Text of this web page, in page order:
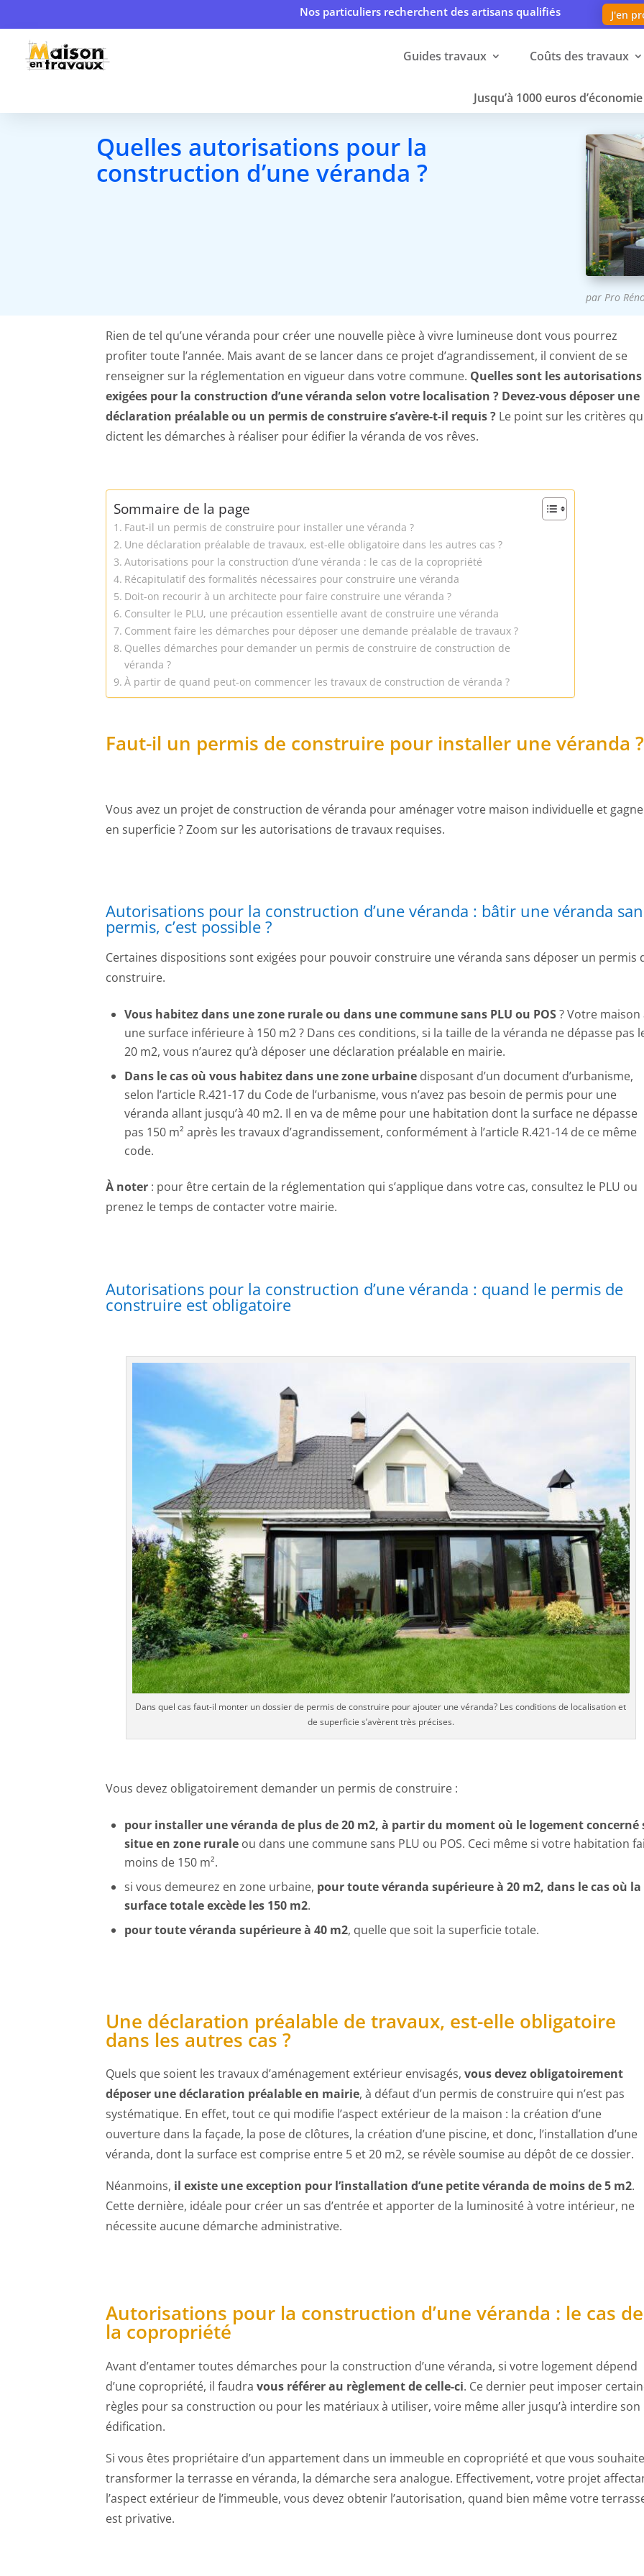
Nos particuliers recherchent des artisans qualifiés J'en
Guides travaux Coûts des travaux
Jusqu’à 1000 euros
Quelles autorisations pour la
construction d’une véranda ?
par Pro
Rien de tel qu’une véranda pour créer une nouvelle pièce à vivre lumineuse dont vous pourrez
profiter toute l’année. Mais avant de se lancer dans ce projet d’agrandissement, il convient de se
renseigner sur la réglementation en vigueur dans votre commune. Quelles sont les autorisations
exigées pour la construction d’une véranda selon votre localisation ? Devez-vous déposer une
déclaration préalable ou un permis de construire s’avère-t-il requis ? Le point sur les critères
dictent les démarches à réaliser pour édifier la véranda de vos rêves.
Sommaire de la page
Faut-il un permis de construire pour installer une véranda ?
Une déclaration préalable de travaux, est-elle obligatoire dans les autres cas ?
Autorisations pour la construction d’une véranda : le cas de la copropriété
Récapitulatif des formalités nécessaires pour construire une véranda
Doit-on recourir à un architecte pour faire construire une véranda ?
Consulter le PLU, une précaution essentielle avant de construire une véranda
Comment faire les démarches pour déposer une demande préalable de travaux ?
Quelles démarches pour demander un permis de construire de construction de
véranda ?
À partir de quand peut-on commencer les travaux de construction de véranda ?
Faut-il un permis de construire pour installer une véranda ?
Vous avez un projet de construction de véranda pour aménager votre maison individuelle et
en superficie ? Zoom sur les autorisations de travaux requises.
Autorisations pour la construction d’une véranda : bâtir une véranda
permis, c’est possible ?
Certaines dispositions sont exigées pour pouvoir construire une véranda sans déposer un permis
construire.
Vous habitez dans une zone rurale ou dans une commune sans PLU ou POS? Votre maison
une surface inférieure à 150 m2 ? Dans ces conditions, si la taille de la véranda ne dépasse pas
20 m2, vous n’aurez qu’à déposer une déclaration préalable en mairie.
Dans le cas où vous habitez dans une zone urbaine disposant d’un document d’urbanisme,
selon l’article R.421-17 du Code de l’urbanisme, vous n’avez pas besoin de permis pour une
véranda allant jusqu’à 40 m2. Il en va de même pour une habitation dont la surface ne dépasse
pas 150 m² après les travaux d’agrandissement, conformément à l’article R.421-14 de ce même
code.
À noter : pour être certain de la réglementation qui s’applique dans votre cas, consultez le PLU ou
prenez le temps de contacter votre mairie.
Autorisations pour la construction d’une véranda : quand le permis de
construire est obligatoire
Dans quel cas faut-il monter un dossier de permis de construire pour ajouter une véranda? Les conditions de localisation et
de superficie s’avèrent très précises.
Vous devez obligatoirement demander un permis de construire :
pour installer une véranda de plus de 20 m2, à partir du moment où le logement concerné
situe en zone rurale ou dans une commune sans PLU ou POS. Ceci même si votre habitation
moins de 150 m².
si vous demeurez en zone urbaine, pour toute véranda supérieure à 20 m2, dans le cas où la
surface totale excède les 150 m2.
pour toute véranda supérieure à 40 m2, quelle que soit la superficie totale.
Une déclaration préalable de travaux, est-elle obligatoire
dans les autres cas ?
Quels que soient les travaux d’aménagement extérieur envisagés, vous devez obligatoirement
déposer une déclaration préalable en mairie, à défaut d’un permis de construire qui n’est pas
systématique. En effet, tout ce qui modifie l’aspect extérieur de la maison : la création d’une
ouverture dans la façade, la pose de clôtures, la création d’une piscine, et donc, l’installation d’une
véranda, dont la surface est comprise entre 5 et 20 m2, se révèle soumise au dépôt de ce dossier.
Néanmoins, il existe une exception pour l’installation d’une petite véranda de moins de 5 m2.
Cette dernière, idéale pour créer un sas d’entrée et apporter de la luminosité à votre intérieur, ne
nécessite aucune démarche administrative.
Autorisations pour la construction d’une véranda : le cas de
la copropriété
Avant d’entamer toutes démarches pour la construction d’une véranda, si votre logement dépend
d’une copropriété, il faudra vous référer au règlement de celle-ci. Ce dernier peut imposer
règles pour sa construction ou pour les matériaux à utiliser, voire même aller jusqu’à interdire son
édification.
Si vous êtes propriétaire d’un appartement dans un immeuble en copropriété et que vous
transformer la terrasse en véranda, la démarche sera analogue. Effectivement, votre projet
l’aspect extérieur de l’immeuble, vous devez obtenir l’autorisation, quand bien même votre
est privative.